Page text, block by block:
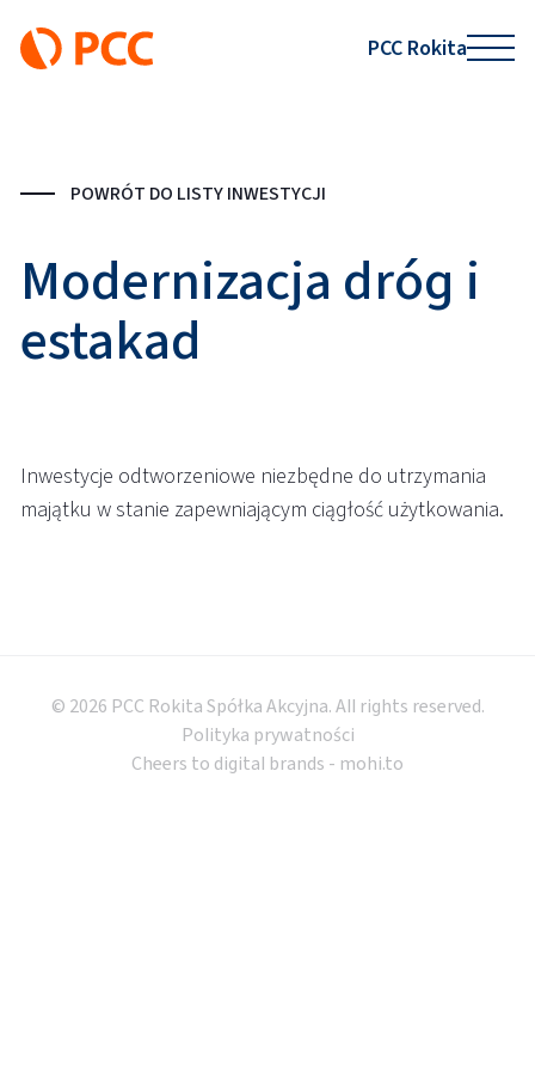
PCC Rokita
POWRÓT DO LISTY INWESTYCJI
Modernizacja dróg i
estakad
Inwestycje odtworzeniowe niezbędne do utrzymania
majątku w stanie zapewniającym ciągłość użytkowania.
© 2026 PCC Rokita Spółka Akcyjna. All rights reserved.
Polityka prywatności
Cheers to digital brands - mohi.to